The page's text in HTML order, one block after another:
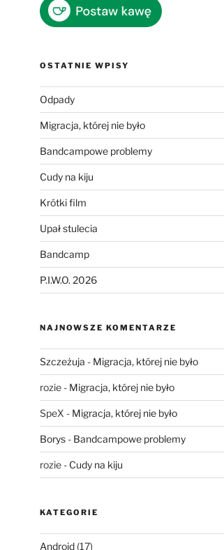
OSTATNIE WPISY
Odpady
Migracja, której nie było
Bandcampowe problemy
Cudy na kiju
Krótki film
Upał stulecia
Bandcamp
P.I.W.O. 2026
NAJNOWSZE KOMENTARZE
Szczeżuja - Migracja, której nie było
rozie- Migracja, której nie było
SpeX - Migracja, której nie było
Borys- Bandcampowe problemy
rozie- Cudy na kiju
KATEGORIE
Android(17)